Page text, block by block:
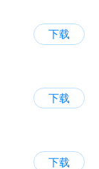
下载
下载
下载